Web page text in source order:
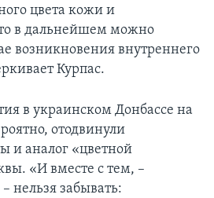
цвета кожи и
в дальнейшем можно
возникновения внутреннего
Курпас.
в украинском Донбассе на
отодвинули
и аналог «цветной
«И вместе с тем, –
нельзя забывать: